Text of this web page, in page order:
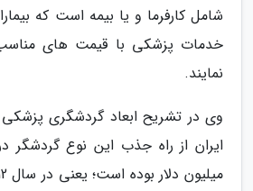
شامل کارفرما و یا بیمه است که
خدمات پزشکی با قیمت های
نمایند.
وی در تشریح ابعاد گردشگری